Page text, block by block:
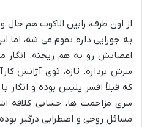
از اون طرف، رابین الاکوت هم حال
یه جورایی داره تموم می شه، اما
اعصابش رو به هم ریخته. انگار
سرش برداره. تازه، توی آژانس
که قبلاً افسر پلیس بوده و انگار
سری مزاحمت ها، حسابی کلافه
مسائل روحی و اضطرابی درگیر